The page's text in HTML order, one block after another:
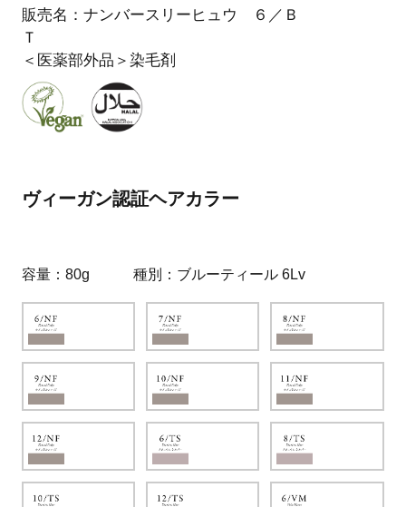
販売名：ナンバースリーヒュウ ６／Ｂ
＜医薬部外品＞染毛剤
ヴィーガン認証ヘアカラー
容量 80g 種別 ブルーティール 6Lv